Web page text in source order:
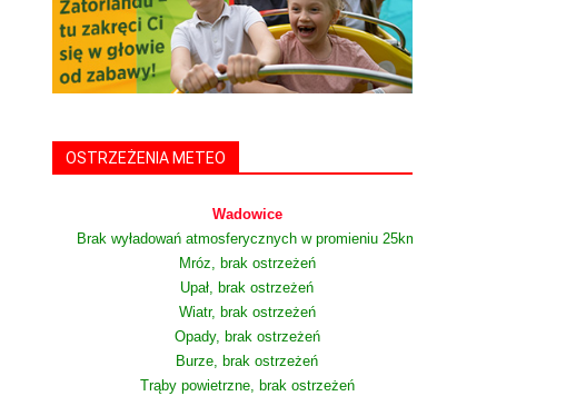
OSTRZEŻENIA METEO
Wadowice
Brak wyładowań atmosferycznych w promieniu 25km
Mróz, brak ostrzeżeń
Upał, brak ostrzeżeń
Wiatr, brak ostrzeżeń
Opady, brak ostrzeżeń
Burze, brak ostrzeżeń
Trąby powietrzne, brak ostrzeżeń